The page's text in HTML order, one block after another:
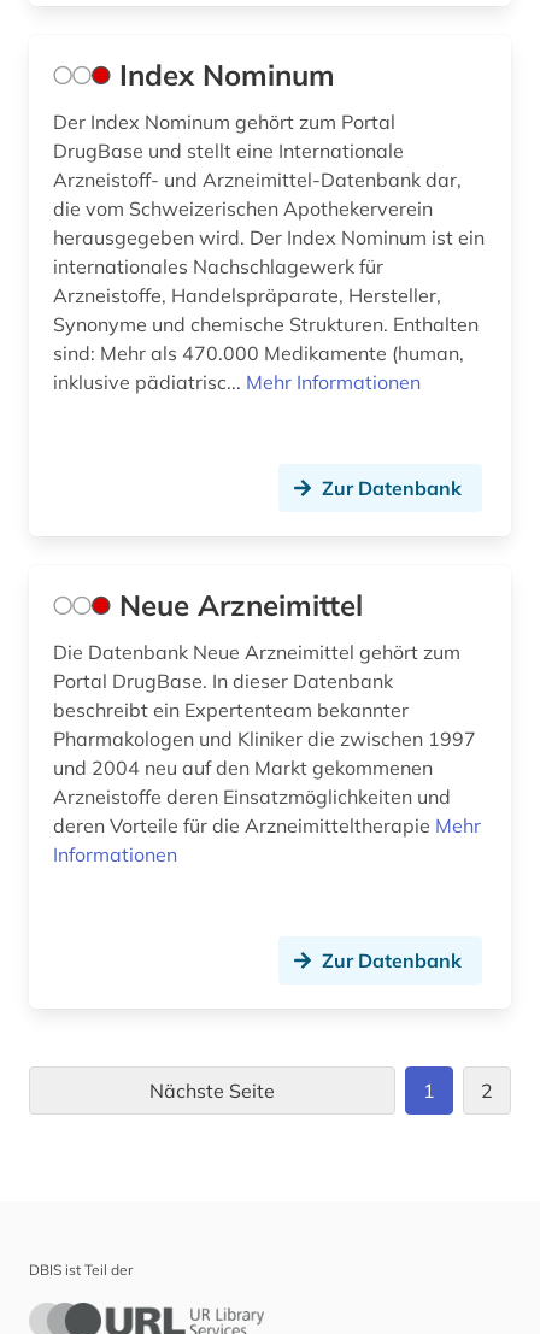
Index Nominum
Der Index Nominum gehört zum Portal
DrugBase und stellt eine Internationale
Arzneistoff- und Arzneimittel-Datenbank dar,
die vom Schweizerischen Apothekerverein
herausgegeben wird. Der Index Nominum ist ein
internationales Nachschlagewerk für
Arzneistoffe, Handelspräparate, Hersteller,
Synonyme und chemische Strukturen. Enthalten
sind: Mehr als 470.000 Medikamente (human,
inklusive pädiatrisc... Mehr Informationen
Zur Datenbank
Neue Arzneimittel
Die Datenbank Neue Arzneimittel gehört zum
Portal DrugBase. In dieser Datenbank
beschreibt ein Expertenteam bekannter
Pharmakologen und Kliniker die zwischen 1997
und 2004 neu auf den Markt gekommenen
Arzneistoffe deren Einsatzmöglichkeiten und
deren Vorteile für die Arzneimitteltherapie Mehr
Informationen
Zur Datenbank
Nächste Seite 1 2
DBIS ist Teil der